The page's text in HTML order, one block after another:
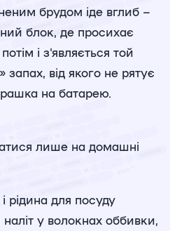
брудом іде вглиб –
блок, де просихає
і з'являється той
від якого не рятує
на батарею.
лише на домашні
рідина для посуду
у волокнах оббивки,